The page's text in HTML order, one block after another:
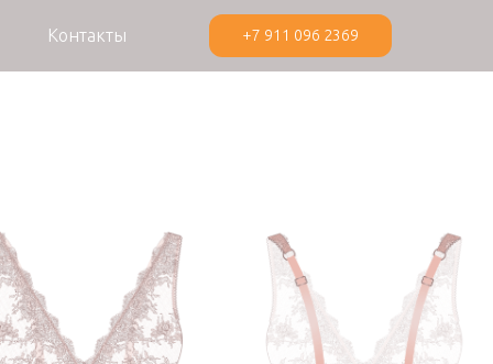
Контакты +7 911 096 2369